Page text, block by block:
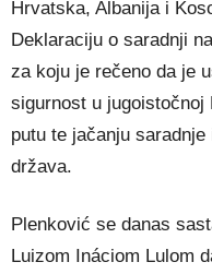
Hrvatska, Albanija i
Deklaraciju o saradnji
za koju je rečeno da je
sigurnost u jugoistočnoj
putu te jačanju
država.
Plenković se danas
Luizom Ináciom Lulom